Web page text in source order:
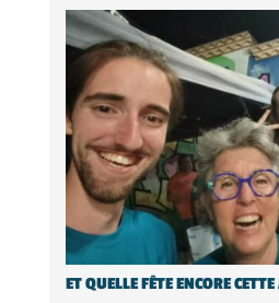
ET QUELLE FÊTE ENCORE